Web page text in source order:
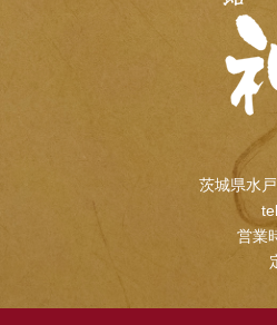
茨城県水
営業